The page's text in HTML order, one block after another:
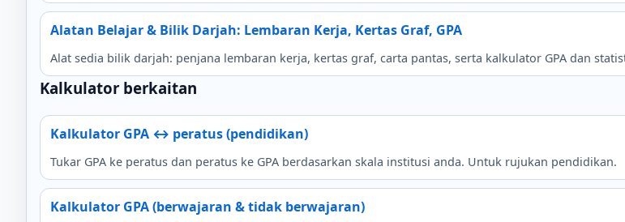
Alatan Belajar & Bilik Darjah: Lembaran Kerja, Kertas Graf, GPA
Alat sedia bilik darjah: penjana lembaran kerja, kertas graf, carta pantas, serta kalkulator GPA dan
Kalkulator berkaitan
Kalkulator GPA ↔ peratus (pendidikan)
Tukar GPA ke peratus dan peratus ke GPA berdasarkan skala institusi anda. Untuk rujukan pendidikan.
Kalkulator GPA (berwajaran & tidak berwajaran)